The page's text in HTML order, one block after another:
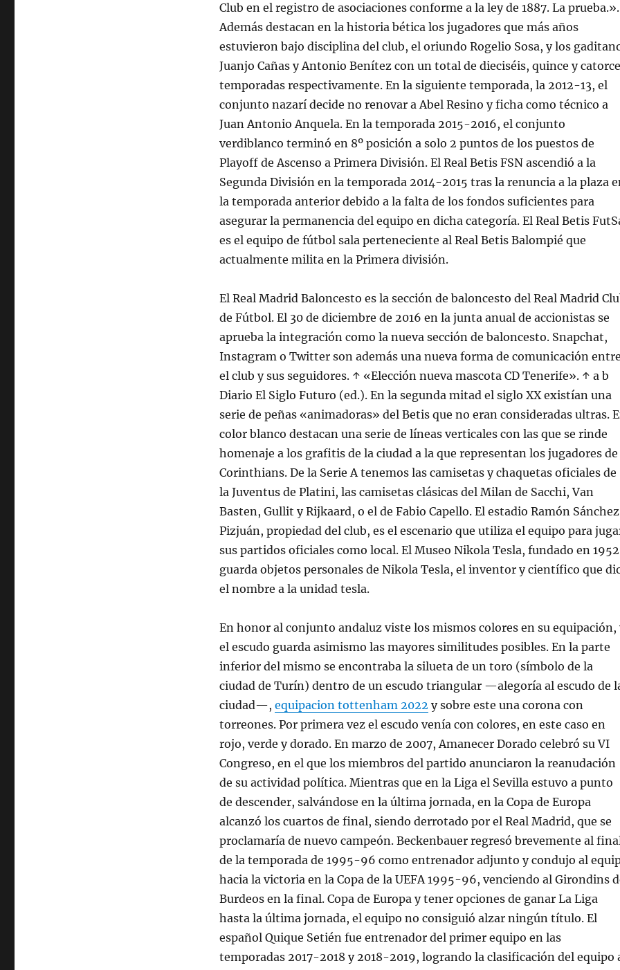
Club en el registro de asociaciones conforme a la ley de 1887. La prueba.».
Además destacan en la historia bética los jugadores que más años
estuvieron bajo disciplina del club, el oriundo Rogelio Sosa, y los
Juanjo Cañas y Antonio Benítez con un total de dieciséis, quince y catorce
temporadas respectivamente. En la siguiente temporada, la 2012-13, el
conjunto nazarí decide no renovar a Abel Resino y ficha como técnico a
Juan Antonio Anquela. En la temporada 2015-2016, el conjunto
verdiblanco terminó en 8º posición a solo 2 puntos de los puestos de
Playoff de Ascenso a Primera División. El Real Betis FSN ascendió a la
Segunda División en la temporada 2014-2015 tras la renuncia a la plaza
la temporada anterior debido a la falta de los fondos suficientes para
asegurar la permanencia del equipo en dicha categoría. El Real Betis
es el equipo de fútbol sala perteneciente al Real Betis Balompié que
actualmente milita en la Primera división.
El Real Madrid Baloncesto es la sección de baloncesto del Real Madrid
de Fútbol. El 30 de diciembre de 2016 en la junta anual de accionistas se
aprueba la integración como la nueva sección de baloncesto. Snapchat,
Instagram o Twitter son además una nueva forma de comunicación entre
el club y sus seguidores. ↑ «Elección nueva mascota CD Tenerife». ↑ a b
Diario El Siglo Futuro (ed.). En la segunda mitad el siglo XX existían una
serie de peñas «animadoras» del Betis que no eran consideradas ultras.
color blanco destacan una serie de líneas verticales con las que se rinde
homenaje a los grafitis de la ciudad a la que representan los jugadores de
Corinthians. De la Serie A tenemos las camisetas y chaquetas oficiales de
la Juventus de Platini, las camisetas clásicas del Milan de Sacchi, Van
Basten, Gullit y Rijkaard, o el de Fabio Capello. El estadio Ramón
Pizjuán, propiedad del club, es el escenario que utiliza el equipo para
sus partidos oficiales como local. El Museo Nikola Tesla, fundado en
guarda objetos personales de Nikola Tesla, el inventor y científico que
el nombre a la unidad tesla.
En honor al conjunto andaluz viste los mismos colores en su equipación,
el escudo guarda asimismo las mayores similitudes posibles. En la parte
inferior del mismo se encontraba la silueta de un toro (símbolo de la
ciudad de Turín) dentro de un escudo triangular —alegoría al escudo de
ciudad—, equipacion tottenham 2022 y sobre este una corona con
torreones. Por primera vez el escudo venía con colores, en este caso en
rojo, verde y dorado. En marzo de 2007, Amanecer Dorado celebró su VI
Congreso, en el que los miembros del partido anunciaron la reanudación
de su actividad política. Mientras que en la Liga el Sevilla estuvo a punto
de descender, salvándose en la última jornada, en la Copa de Europa
alcanzó los cuartos de final, siendo derrotado por el Real Madrid, que se
proclamaría de nuevo campeón. Beckenbauer regresó brevemente al
de la temporada de 1995-96 como entrenador adjunto y condujo al
hacia la victoria en la Copa de la UEFA 1995-96, venciendo al Girondins
Burdeos en la final. Copa de Europa y tener opciones de ganar La Liga
hasta la última jornada, el equipo no consiguió alzar ningún título. El
español Quique Setién fue entrenador del primer equipo en las
temporadas 2017-2018 y 2018-2019, logrando la clasificación del equipo